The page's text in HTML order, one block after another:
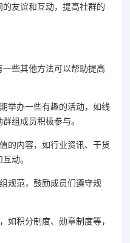
友谊和互动，提高社群的
些其他方法可以帮助提高
举办一些有趣的活动，如线
组成员积极参与。
的内容，如行业资讯、干货
动。
规范，鼓励成员们遵守规
如积分制度、勋章制度等，